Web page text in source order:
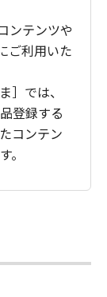
ンテンツや
ご利用いた
］では、
登録する
コンテン
。